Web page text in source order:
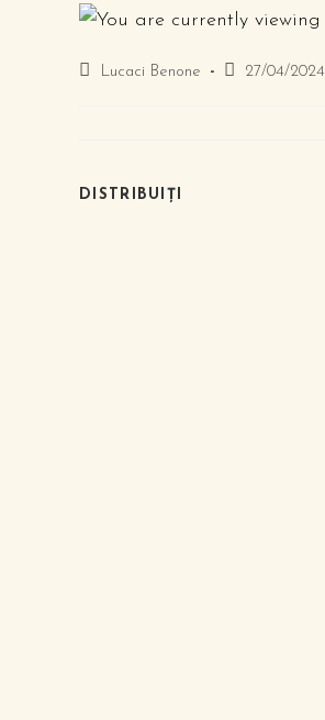
Lucaci Benone 27/04/2024
DISTRIBUIȚI